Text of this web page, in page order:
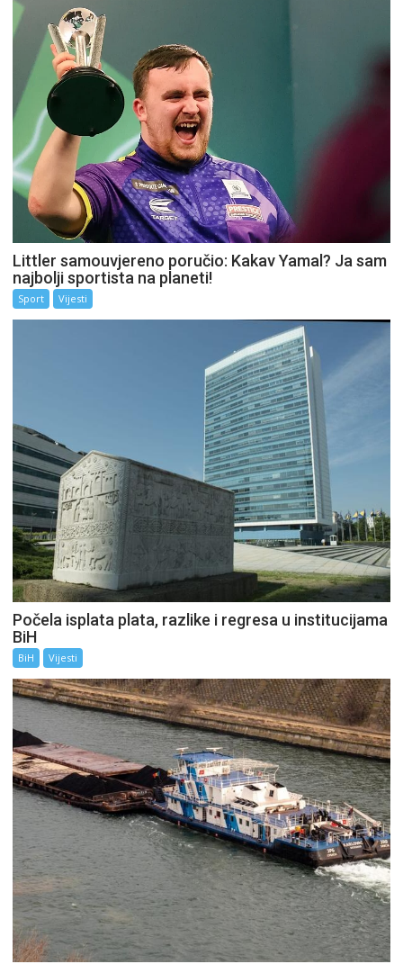
Littler samouvjereno poručio: Kakav Yamal? Ja sam
najbolji sportista na planeti!
Sport Vijesti
Počela isplata plata, razlike i regresa u institucijama
BiH
BiH Vijesti